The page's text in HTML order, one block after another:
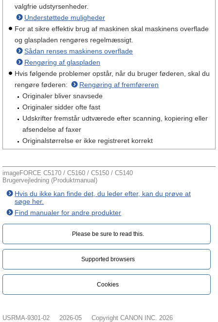
valgfrie udstyrsenheder.
Understøttede muligheder
For at sikre effektiv brug af maskinen skal maskinens overflade
og glaspladen rengøres regelmæssigt.
Sådan renses maskinens overflade
Rengøring af glaspladen
Hvis følgende problemer opstår, når du bruger føderen, skal du
rengøre føderen:
Rengøring af fremføreren
Originaler bliver snavsede
Originaler sidder ofte fast
Udskrifter fremstår udtværede efter scanning, kopiering eller
afsendelse af faxer
Originalstørrelse er ikke registreret korrekt
imageFORCE C5170 / C5160 / C5150 / C5140
Brugervejledning (Produktmanual)
Hvis du ikke kan finde det, du leder efter, kan du prøve at
søge her.
Find manualer for andre produkter
Please be sure to read this.‎
Supported browsers
Cookies
USRMA-9301-02 2026-05 Copyright CANON INC. 2026